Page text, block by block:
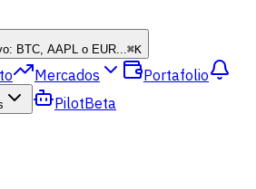
BTC, AAPL o EUR...⌘K
Mercados
Portafolio
PilotBeta